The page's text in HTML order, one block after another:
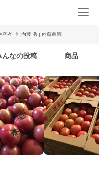
産者 内藤 浩 | 内藤農園
んなの投稿 商品